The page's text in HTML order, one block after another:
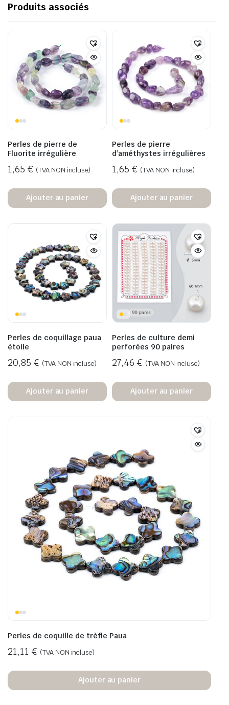
Produits associés
Perles de pierre de
Fluorite irrégulière
1,65 € (TVA NON incluse)
Ajouter au panier
Perles de pierre
d’améthystes irrégulières
1,65 € (TVA NON incluse)
Ajouter au panier
Perles de coquillage paua
étoile
20,85 € (TVA NON incluse)
Ajouter au panier
Perles de culture demi
perforées 90 paires
27,46 € (TVA NON incluse)
Ajouter au panier
Perles de coquille de trèfle Paua
21,11 € (TVA NON incluse)
Ajouter au panier